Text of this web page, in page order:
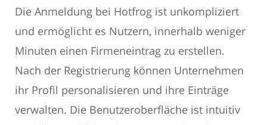
Die Anmeldung bei Hotfrog ist unkompliziert
und ermöglicht es Nutzern, innerhalb weniger
Minuten einen Firmeneintrag zu erstellen.
Nach der Registrierung können Unternehmen
ihr Profil personalisieren und ihre Einträge
verwalten. Die Benutzeroberfläche ist intuitiv